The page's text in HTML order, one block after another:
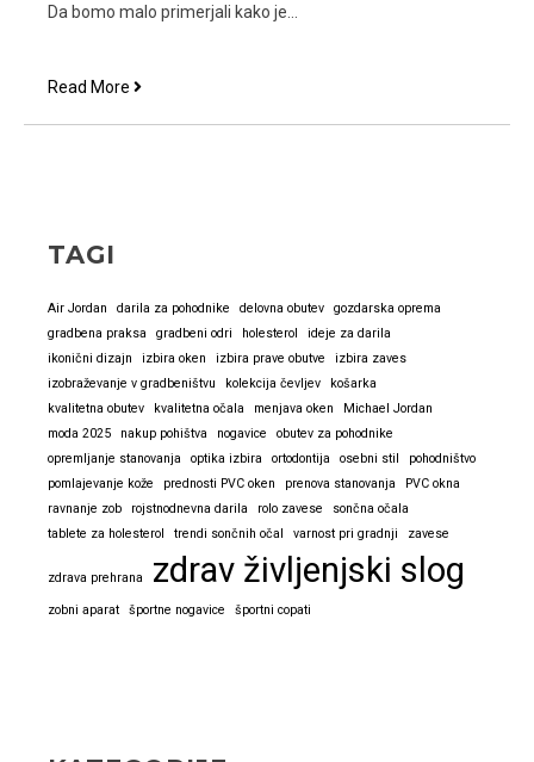
Da bomo malo primerjali kako je…
Read More S
TAGI
Air Jordan darila za pohodnike delovna obutev
gozdarska oprema
gradbena praksa
gradbeni odri holesterol
ideje za darila
ikonični dizajn
izbira oken izbira prave obutve
izbira zaves
izobraževanje v gradbeništvu
kolekcija čevljev
košarka
kvalitetna obutev
kvalitetna očala menjava oken
Michael Jordan
moda 2025
nakup pohištva nogavice
obutev za pohodnike
opremljanje stanovanja
optika izbira ortodontija osebni stil
pohodništvo
pomlajevanje kože
prednosti PVC oken prenova stanovanja
PVC okna
ravnanje zob
rojstnodnevna darila rolo zavese
sončna očala
tablete za holesterol
trendi sončnih očal varnost pri gradnji zavese
zdrava prehrana zdrav življenjski slog
zobni aparat športne nogavice športni copati